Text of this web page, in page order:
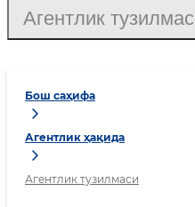
Бош саҳифа
Агентлик ҳақида
Агентлик тузилмаси
Агентлик